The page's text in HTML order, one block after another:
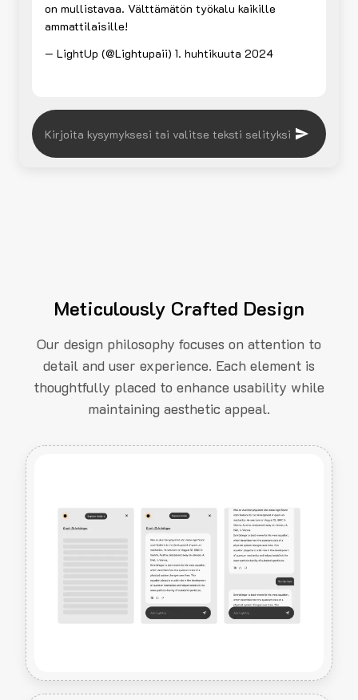
on mullistavaa. Välttämätön työkalu kaikille
ammattilaisille!
— LightUp (@Lightupaii) 1. huhtikuuta 2024
Meticulously Crafted Design
Our design philosophy focuses on attention to
detail and user experience. Each element is
thoughtfully placed to enhance usability while
maintaining aesthetic appeal.